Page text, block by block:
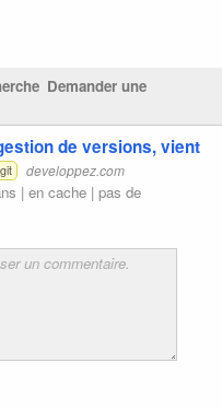
Demander une
de versions, vient
git developpez.com
| en cache | pas de